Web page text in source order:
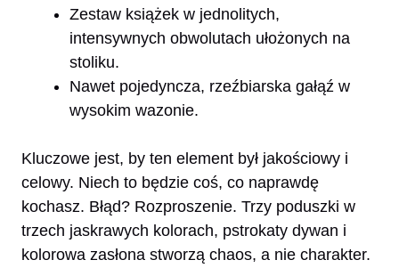
Zestaw książek w jednolitych,
intensywnych obwolutach ułożonych na
stoliku.
Nawet pojedyncza, rzeźbiarska gałąź w
wysokim wazonie.
Kluczowe jest, by ten element był jakościowy i
celowy. Niech to będzie coś, co naprawdę
kochasz. Błąd? Rozproszenie. Trzy poduszki w
trzech jaskrawych kolorach, pstrokaty dywan i
kolorowa zasłona stworzą chaos, a nie charakter.